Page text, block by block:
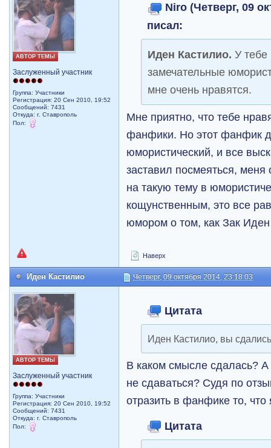
АВТОР ТЕМЫ
Заслуженный участник
Группа: Участники
Регистрация: 20 Сен 2010, 19:52
Сообщений: 7431
Откуда: г. Ставрополь
Пол:
Niro (Четверг, 09
писал:
Иден Кастилио.У тебе
замечательные
мне очень нравятся.
Мне приятно, что тебе
фанфики. Но этот фанфик
юмористический, и все
заставил посмеяться, меня
на такую тему в
кощунственным, это все
юмором о том, как Зак
Наверх
Иден Кастилио Четверг, 09 октября 2014, 23:18:03
АВТОР ТЕМЫ
Заслуженный участник
Группа: Участники
Регистрация: 20 Сен 2010, 19:52
Сообщений: 7431
Откуда: г. Ставрополь
Пол:
Цитата
Иден Кастилио, вы
В каком смысле сдалась?
не сдаваться? Судя по
отразить в фанфике то, что
Цитата